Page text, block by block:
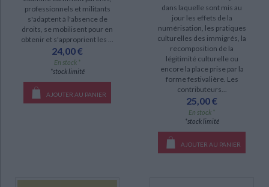
professionnels et militants
s'adaptent à l'absence de
droits, se mobilisent pour en
obtenir et s'approprient les ...
24,00 €
En stock *
*stock limité
AJOUTER AU PANIER
dans laquelle sont mis au
jour les effets de la
numérisation, les pratiques
culturelles des immigrés, la
recomposition de la
légitimité culturelle ou
encore la place prise par la
forme festivalière. Les
contributeurs...
25,00 €
En stock *
*stock limité
AJOUTER AU PANIER